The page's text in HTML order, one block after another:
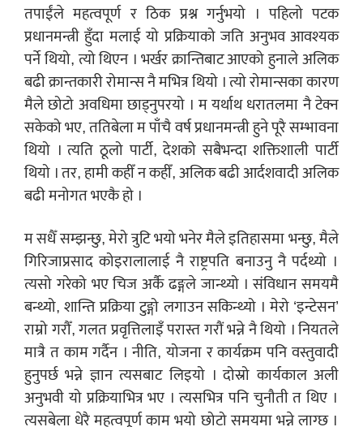
तपाईंले महत्वपूर्ण र ठिक प्रश्न गर्नुभयो । पहिलो पटक
प्रधानमन्त्री हुँदा मलाई यो प्रक्रियाको जति अनुभव आवश्यक
पर्ने थियो, त्यो थिएन । भर्खर क्रान्तिबाट आएको हुनाले अलिक
बढी क्रान्तकारी रोमान्स नै मभित्र थियो । त्यो रोमान्सका कारण
मैले छोटो अवधिमा छाड्नुपरयो । म यर्थाथ धरातलमा नै टेक्न
सकेको भए, ततिबेला म पाँचै वर्ष प्रधानमन्त्री हुने पूरै सम्भावना
थियो । त्यति ठूलो पार्टी, देशको सबैभन्दा शक्तिशाली पार्टी
थियो । तर, हामी कहीँ न कहीँ, अलिक बढी आर्दशवादी अलिक
बढी मनोगत भएकै हो ।
म सधैँ सम्झन्छु, मेरो त्रुटि भयो भनेर मैले इतिहासमा भन्छु, मैले
गिरिजाप्रसाद कोइरालालाई नै राष्ट्रपति बनाउनु नै पर्दथ्यो ।
त्यसो गरेको भए चिज अर्कै ढङ्गले जान्थ्यो । संविधान समयमै
बन्थ्यो, शान्ति प्रक्रिया टुङ्गो लगाउन सकिन्थ्यो । मेरो ‘इन्टेसन’
राम्रो गरौँ, गलत प्रवृत्तिलाइँ परास्त गरौं भन्ने नै थियो । नियतले
मात्रै त काम गर्दैन । नीति, योजना र कार्यक्रम पनि वस्तुवादी
हुनुपर्छ भन्ने ज्ञान त्यसबाट लिइयो । दोस्रो कार्यकाल अली
अनुभवी यो प्रक्रियाभित्र भए । त्यसभित्र पनि चुनौती त थिए ।
त्यसबेला धेरै महत्वपूर्ण काम भयो छोटो समयमा भन्ने लाग्छ ।